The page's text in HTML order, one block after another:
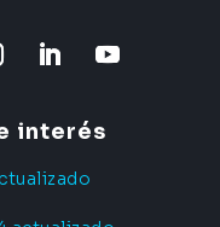
interés